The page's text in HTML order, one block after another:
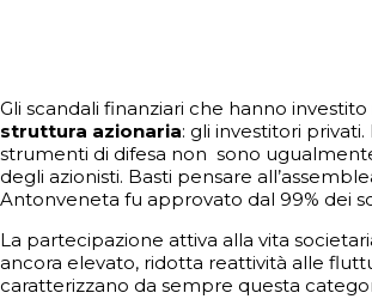
Gli scandali finanziari che hanno
struttura azionaria: gli investitori
strumenti di difesa non sono
degli azionisti. Basti pensare
Antonveneta fu approvato dal 99% dei
La partecipazione attiva alla vita
ancora elevato, ridotta reattività alle
caratterizzano da sempre questa